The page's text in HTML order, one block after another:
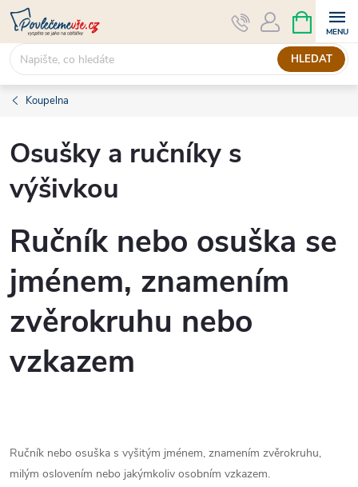
Přejít
obsah
HLEDAT
NÁKUPNÍ
KOŠÍK
Koupelna
Osušky a ručníky s
výšivkou
Ručníknebo osuška se
jménem, znamením
zvěrokruhu nebo
vzkazem
Ručník nebo osuška s vyšitým jménem, znamením zvěrokruhu,
milým oslovením nebo jakýmkoliv osobním vzkazem.